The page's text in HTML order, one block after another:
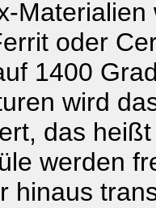
Materialien
oder
1400
wird
das heißt
werden
hinaus